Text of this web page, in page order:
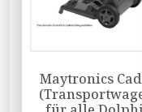
Maytronics